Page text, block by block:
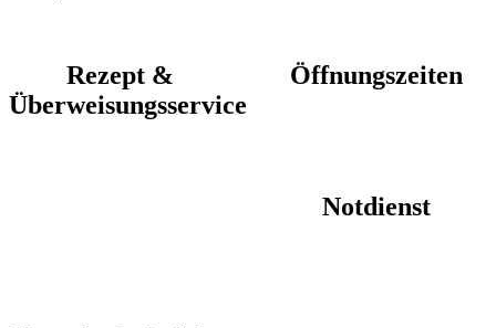
Rezept &
Überweisungsservice
Öffnungszeiten
Notdienst